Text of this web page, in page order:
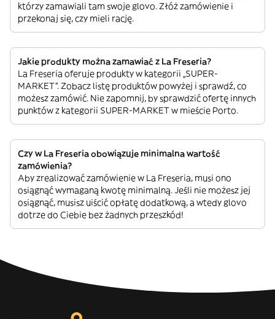
którzy zamawiali tam swoje glovo. Złóż zamówienie i
przekonaj się, czy mieli rację.
Jakie produkty można zamawiać z La Freseria?
La Freseria oferuje produkty w kategorii „SUPER-
MARKET”. Zobacz listę produktów powyżej i sprawdź, co
możesz zamówić. Nie zapomnij, by sprawdzić ofertę innych
punktów z kategorii SUPER-MARKET w mieście Porto.
Czy w La Freseria obowiązuje minimalna wartość
zamówienia?
Aby zrealizować zamówienie w La Freseria, musi ono
osiągnąć wymaganą kwotę minimalną. Jeśli nie możesz jej
osiągnąć, musisz uiścić opłatę dodatkową, a wtedy glovo
dotrze do Ciebie bez żadnych przeszkód!